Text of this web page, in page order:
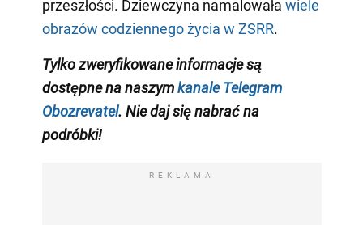
przeszłości. Dziewczyna namalowała wiele
obrazów codziennego życia w ZSRR.
Tylko zweryfikowane informacje są
dostępne na naszymkanale Telegram
Obozrevatel. Nie daj się nabrać na
podróbki!
REKLAMA